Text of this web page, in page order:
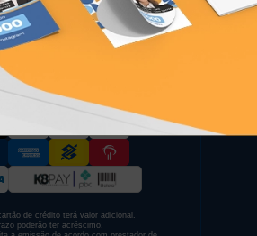
de crédito terá valor adicional.
poderão ter acréscimo.